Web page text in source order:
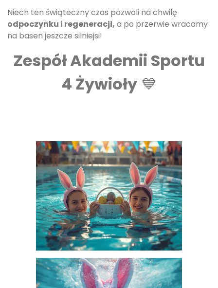
Niech ten świąteczny czas pozwoli na chwilę
odpoczynku i regeneracji, a po przerwie wracamy
na basen jeszcze silniejsi!
Zespół Akademii Sportu
4 Żywioły💙